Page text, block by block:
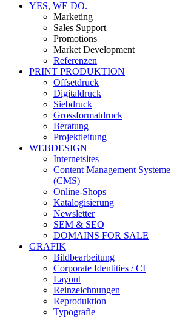
YES, WE DO.
Marketing
Sales Support
Promotions
Market Development
Referenzen
PRINT PRODUKTION
Offsetdruck
Digitaldruck
Siebdruck
Grossformatdruck
Beratung
Projektleitung
WEBDESIGN
Internetsites
Content Management Systeme
(CMS)
Online-Shops
Katalogisierung
Newsletter
SEM & SEO
DOMAINS FOR SALE
GRAFIK
Bildbearbeitung
Corporate Identities / CI
Layout
Reinzeichnungen
Reproduktion
Typografie